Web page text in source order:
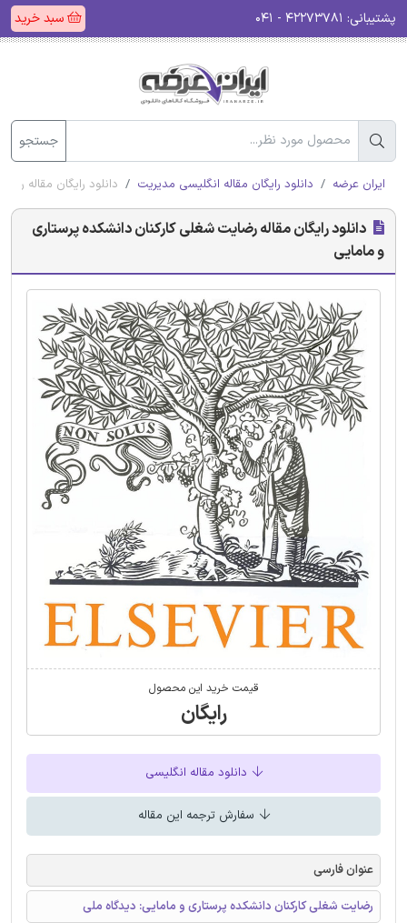
پشتیبانی: سبد خرید
جستجو
ایران عرضه دانلود رایگان مقاله انگلیسی مدیریت دانلود رایگان مقاله
دانلود رایگان مقاله رضایت شغلی کارکنان دانشکده پرستاری
و مامایی
قیمت خرید این محصول
رایگان
دانلود مقاله انگلیسی
سفارش ترجمه این مقاله
عنوان فارسی
رضایت شغلی کارکنان دانشکده پرستاری و مامایی: دیدگاه ملی